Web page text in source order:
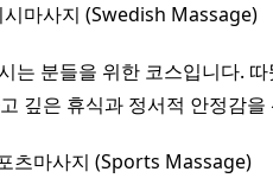
마사지 (Swedish Massage)
는 분들을 위한 코스입니다.
깊은 휴식과 정서적 안정감을
츠마사지 (Sports Massage)